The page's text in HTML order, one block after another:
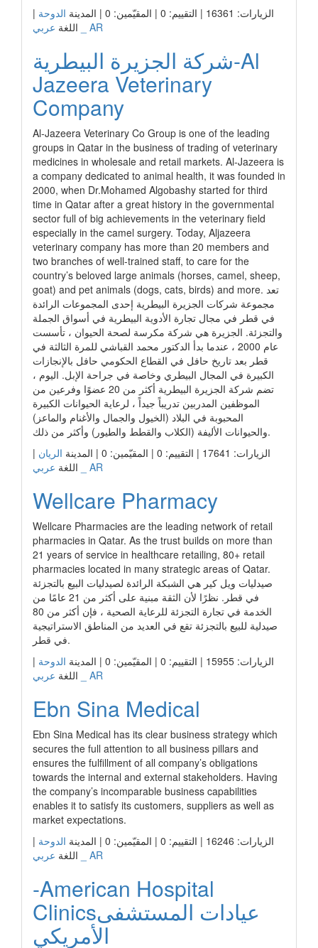
الزيارات: 16361 | التقييم: 0 | المقيّمين: 0 | المدينة
الدوحة |
اللغة عربي _ AR
شركة الجزيرة البيطرية-Al
Jazeera Veterinary
Company
Al-Jazeera Veterinary Co Group is one of the leading
groups in Qatar in the business of trading of veterinary
medicines in wholesale and retail markets. Al-Jazeera is
a company dedicated to animal health, it was founded in
2000, when Dr.Mohamed Algobashy started for third
time in Qatar after a great history in the governmental
sector full of big achievements in the veterinary field
especially in the camel surgery. Today, Aljazeera
veterinary company has more than 20 members and
two branches of well-trained staff, to care for the
country’s beloved large animals (horses, camel, sheep,
goat) and pet animals (dogs, cats, birds) and more. تعد
مجموعة شركات الجزيرة البيطرية إحدى المجموعات الرائدة
في قطر في مجال تجارة الأدوية البيطرية في أسواق الجملة
والتجزئة. الجزيرة هي شركة مكرسة لصحة الحيوان ، تأسست
عام 2000 ، عندما بدأ الدكتور محمد القباشي للمرة الثالثة في
قطر بعد تاريخ حافل في القطاع الحكومي حافل بالإنجازات
الكبيرة في المجال البيطري وخاصة في جراحة الإبل. اليوم ،
تضم شركة الجزيرة البيطرية أكثر من 20 عضوًا وفرعين من
الموظفين المدربين تدريباً جيداً ، لرعاية الحيوانات الكبيرة
المحبوبة في البلاد (الخيول والجمال والأغنام والماعز)
والحيوانات الأليفة (الكلاب والقطط والطيور) وأكثر من ذلك.
الزيارات: 17641 | التقييم: 0 | المقيّمين: 0 | المدينة
الريان |
اللغة عربي _ AR
Wellcare Pharmacy
Wellcare Pharmacies are the leading network of retail
pharmacies in Qatar. As the trust builds on more than
21 years of service in healthcare retailing, 80+ retail
pharmacies located in many strategic areas of Qatar.
صيدليات ويل كير هي الشبكة الرائدة لصيدليات البيع بالتجزئة
في قطر. نظرًا لأن الثقة مبنية على أكثر من 21 عامًا من
الخدمة في تجارة التجزئة للرعاية الصحية ، فإن أكثر من 80
صيدلية للبيع بالتجزئة تقع في العديد من المناطق الاستراتيجية
في قطر.
الزيارات: 15955 | التقييم: 0 | المقيّمين: 0 | المدينة
الدوحة |
اللغة عربي _ AR
Ebn Sina Medical
Ebn Sina Medical has its clear business strategy which
secures the full attention to all business pillars and
ensures the fulfillment of all company’s obligations
towards the internal and external stakeholders. Having
the company’s incomparable business capabilities
enables it to satisfy its customers, suppliers as well as
market expectations.
الزيارات: 16246 | التقييم: 0 | المقيّمين: 0 | المدينة
الدوحة |
اللغة عربي _ AR
-American Hospital
Clinicsعيادات المستشفى
الأمريكي